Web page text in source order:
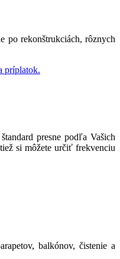
po rekonštrukciách, rôznych
príplatok.
presne podľa Vašich
si môžete určiť frekvenciu
balkónov, čistenie a